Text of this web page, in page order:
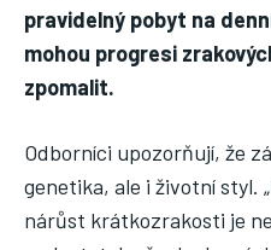
FITNESS
HUBNUTÍ
pravidelný pobyt na
mohou progresi
zpomalit.
Odborníci upozorňují, že
genetika, ale i životní styl.
nárůst krátkozrakosti je